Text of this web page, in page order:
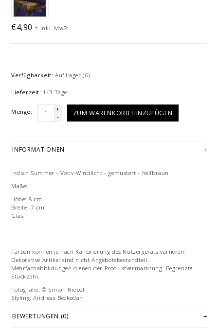
€4,90 * Inkl. MwSt.
Verfügbarkeit: Auf Lager(6)
Lieferzeit: 1-3 Tage
Menge:
+
-
ZUM WARENKORB HINZUFÜGEN
INFORMATIONEN
Indian Summer - Votiv-Windlicht - gemustert - hellbraun
Maße:
Höhe: 8 cm
Breite: 7 cm
Glas
Farben können je nach Kalibrierung des Nutzergeräts variieren.
Dekorative Artikel sind nicht Angebotsbestandteil.
Mehrfachabbildungen dienen der Produktvermarktung. Begrenzte
Stückzahl.
Fotografie: © Simon Niebel
Styling: Andreas Beckedahl
BEWERTUNGEN (0)